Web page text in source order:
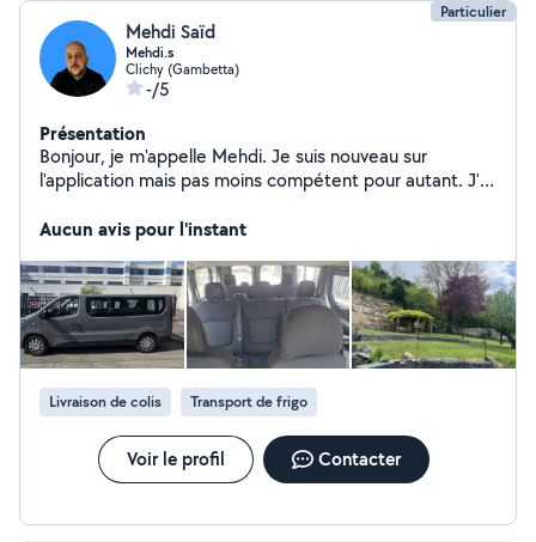
Particulier
Mehdi Saïd
Mehdi.s
Clichy (Gambetta)
-/5
Présentation
Bonjour, je m'appelle Mehdi. Je suis nouveau sur
l'application mais pas moins compétent pour autant. J'ai
déménagement, le débarras en tout genre et à titre
des occasions de m'occuper de jardins,et bien d'autres
tâches sans aucunes prétentions, je pense être capable
de faire pas mal de tâches différentes. J'attache une
attention particulière à ce que mon travail soit bien fait.
Je reste disponible pour de plus amples informations.
Cordialement, Mehdi
Aucun avis pour l'instant
Livraison de colis Transport de frigo
Voir le profil Contacter